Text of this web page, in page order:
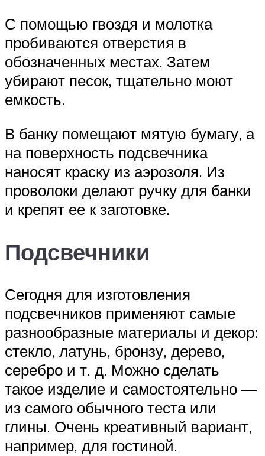
С помощью гвоздя и молотка
пробиваются отверстия в
обозначенных местах. Затем
убирают песок, тщательно моют
емкость.
В банку помещают мятую бумагу, а
на поверхность подсвечника
наносят краску из аэрозоля. Из
проволоки делают ручку для банки
и крепят ее к заготовке.
Подсвечники
Сегодня для изготовления
подсвечников применяют самые
разнообразные материалы и декор:
стекло, латунь, бронзу, дерево,
серебро и т. д. Можно сделать
такое изделие и самостоятельно —
из самого обычного теста или
глины. Очень креативный вариант,
например, для гостиной.